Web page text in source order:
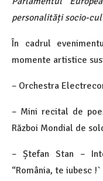
personalități socio-
În cadrul
momente artistice
– Orchestra
– Mini recital de
Război Mondial de
– Ștefan Stan –
“România, te iubesc